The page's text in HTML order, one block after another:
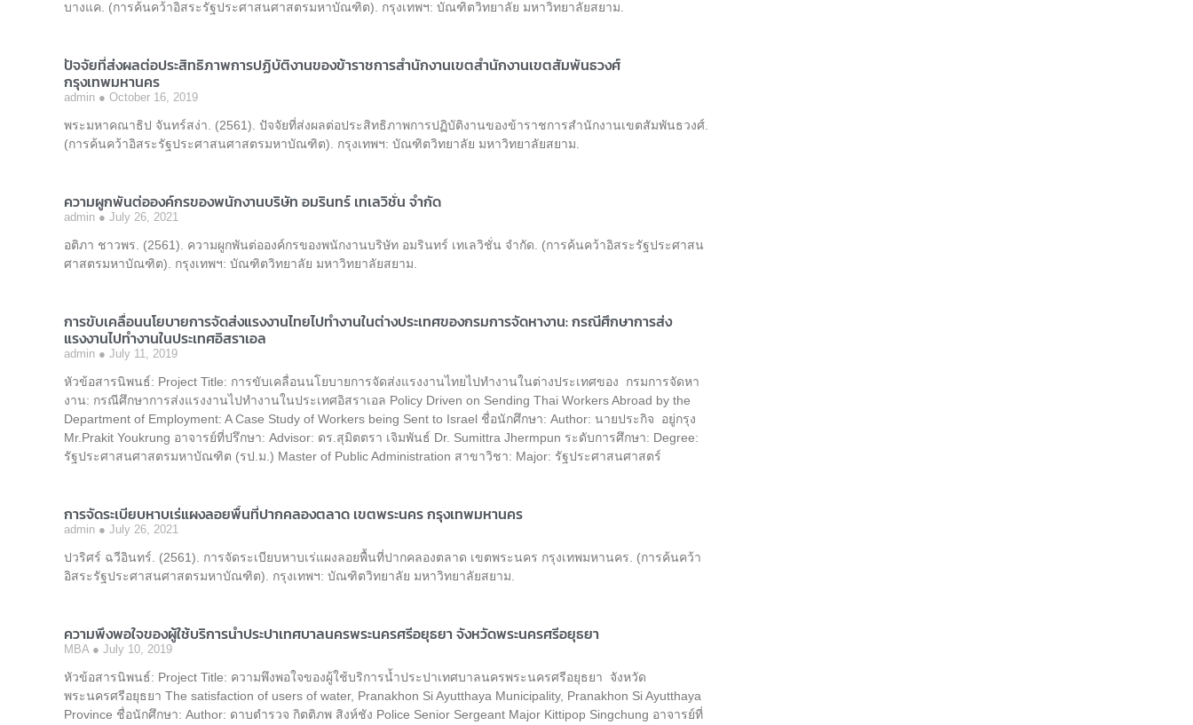
บางแค. (การค้นคว้าอิสระรัฐประศาสนศาสตรมหาบัณฑิต). กรุงเทพฯ: บัณฑิตวิทยาลัย มหาวิทยาลัยสยาม.
ปัจจัยที่ส่งผลต่อประสิทธิภาพการปฏิบัติงานของข้าราชการสำนักงานเขตสำนักงานเขตสัมพันธวงศ์
กรุงเทพมหานคร
admin October 16, 2019
พระมหาคณาธิป จันทร์สง่า. (2561). ปัจจัยที่ส่งผลต่อประสิทธิภาพการปฏิบัติงานของข้าราชการสำนักงานเขตสัมพันธวงศ์.
(การค้นคว้าอิสระรัฐประศาสนศาสตรมหาบัณฑิต). กรุงเทพฯ: บัณฑิตวิทยาลัย มหาวิทยาลัยสยาม.
ความผูกพันต่อองค์กรของพนักงานบริษัท อมรินทร์ เทเลวิชั่น จำกัด
admin July 26, 2021
อติภา ชาวพร. (2561). ความผูกพันต่อองค์กรของพนักงานบริษัท อมรินทร์ เทเลวิชั่น จำกัด. (การค้นคว้าอิสระรัฐประศาสน
ศาสตรมหาบัณฑิต). กรุงเทพฯ: บัณฑิตวิทยาลัย มหาวิทยาลัยสยาม.
การขับเคลื่อนนโยบายการจัดส่งแรงงานไทยไปทำงานในต่างประเทศของกรมการจัดหางาน: กรณีศึกษาการส่ง
แรงงานไปทำงานในประเทศอิสราเอล
admin July 11, 2019
หัวข้อสารนิพนธ์: Project Title: การขับเคลื่อนนโยบายการจัดส่งแรงงานไทยไปทำงานในต่างประเทศของ กรมการจัดหา
งาน: กรณีศึกษาการส่งแรงงานไปทำงานในประเทศอิสราเอล Policy Driven on Sending Thai Workers Abroad by the
Department of Employment: A Case Study of Workers being Sent to Israel ชื่อนักศึกษา: Author: นายประกิจ อยู่กรุง
Mr.Prakit Youkrung อาจารย์ที่ปรึกษา: Advisor: ดร.สุมิตตรา เจิมพันธ์ Dr. Sumittra Jhermpun ระดับการศึกษา: Degree:
รัฐประศาสนศาสตรมหาบัณฑิต (รป.ม.) Master of Public Administration สาขาวิชา: Major: รัฐประศาสนศาสตร์
การจัดระเบียบหาบเร่แผงลอยพื้นที่ปากคลองตลาด เขตพระนคร กรุงเทพมหานคร
admin July 26, 2021
ปวริศร์ ฉวีอินทร์. (2561). การจัดระเบียบหาบเร่แผงลอยพื้นที่ปากคลองตลาด เขตพระนคร กรุงเทพมหานคร. (การค้นคว้า
อิสระรัฐประศาสนศาสตรมหาบัณฑิต). กรุงเทพฯ: บัณฑิตวิทยาลัย มหาวิทยาลัยสยาม.
ความพึงพอใจของผู้ใช้บริการน้ำประปาเทศบาลนครพระนครศรีอยุธยา จังหวัดพระนครศรีอยุธยา
MBA July 10, 2019
หัวข้อสารนิพนธ์: Project Title: ความพึงพอใจของผู้ใช้บริการน้ำประปาเทศบาลนครพระนครศรีอยุธยา จังหวัด
พระนครศรีอยุธยา The satisfaction of users of water, Pranakhon Si Ayutthaya Municipality, Pranakhon Si Ayutthaya
Province ชื่อนักศึกษา: Author: ดาบตำรวจ กิตติภพ สิงห์ชัง Police Senior Sergeant Major Kittipop Singchung อาจารย์ที่